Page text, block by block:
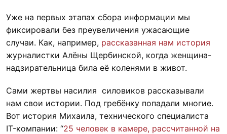
Уже на первых этапах сбора информации мы
фиксировали без преувеличения ужасающие
случаи. Как, например, рассказанная нам история
журналистки Алёны Щербинской, когда женщина-
надзирательница била её коленями в живот.
Сами жертвы насилия силовиков рассказывали
нам свои истории. Под гребёнку попадали многие.
Вот история Михаила, технического специалиста
IT-компании: “25 человек в камере, рассчитанной на